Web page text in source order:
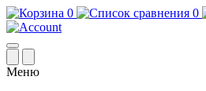
0 0
Меню